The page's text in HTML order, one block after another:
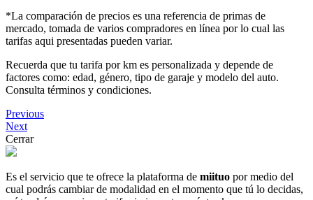
*La comparación de precios es una referencia de primas de
mercado, tomada de varios compradores en línea por lo cual las
tarifas aqui presentadas pueden variar.
Recuerda que tu tarifa por km es personalizada y depende de
factores como: edad, género, tipo de garaje y modelo del auto.
Consulta términos y condiciones.
Previous
Next
Cerrar
Es el servicio que te ofrece la plataforma de miituo por medio del
cual podrás cambiar de modalidad en el momento que tú lo decidas,